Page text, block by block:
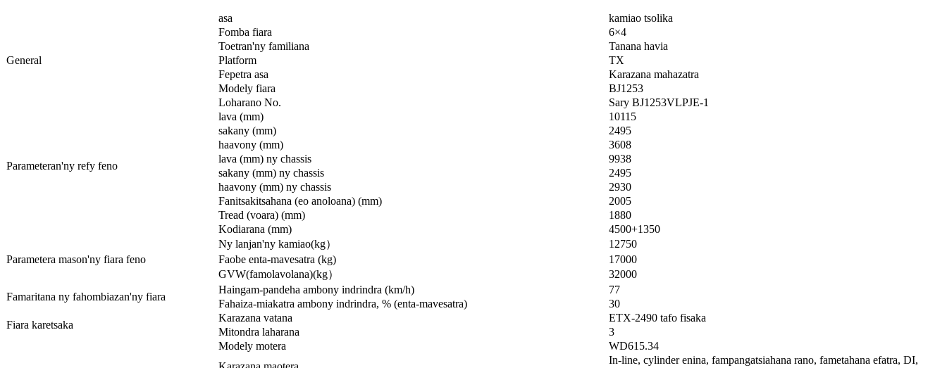
General
asa
kamiao tsolika
Fomba fiara
6×4
Toetran'ny familiana
Tanana havia
Platform
TX
Fepetra asa
Karazana mahazatra
Modely fiara
BJ1253
Loharano No.
Sary BJ1253VLPJE-1
Parameteran'ny refy feno
lava (mm)
10115
sakany (mm)
2495
haavony (mm)
3608
lava (mm) ny chassis
9938
sakany (mm) ny chassis
2495
haavony (mm) ny chassis
2930
Fanitsakitsahana (eo anoloana) (mm)
2005
Tread (voara) (mm)
1880
Kodiarana (mm)
4500+1350
Parametera mason'ny fiara feno
Ny lanjan'ny kamiao(kg）
12750
Faobe enta-mavesatra (kg)
17000
GVW(famolavolana)(kg）
32000
Famaritana ny fahombiazan'ny fiara
Haingam-pandeha ambony indrindra (km/h)
77
Fahaiza-miakatra ambony indrindra, % (enta-mavesatra)
30
Fiara karetsaka
Karazana vatana
ETX-2490 tafo fisaka
Mitondra laharana
3
Modely motera
WD615.34
In-line, cylinder enina, fampangatsiahana rano, fametahana efatra, DI,